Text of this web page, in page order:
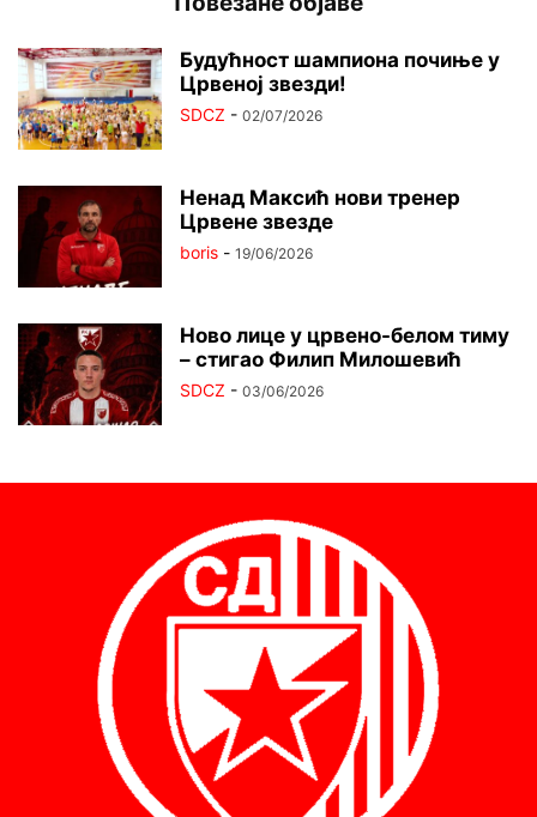
Будућност шампиона почиње у
Црвеној звезди!
SDCZ - 02/07/2026
Ненад Максић нови тренер
Црвене звезде
boris - 19/06/2026
Ново лице у црвено-белом тиму
– стигао Филип Милошевић
SDCZ - 03/06/2026